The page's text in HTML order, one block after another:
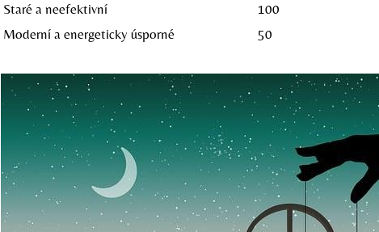
Staré a neefektivní
100
Moderní a energeticky úsporné
50